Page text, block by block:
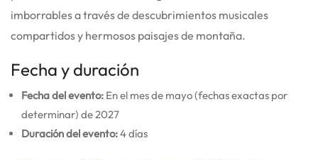
imborrables a través de descubrimientos musicales
compartidos y hermosos paisajes de montaña.
Fecha y duración
Fecha del evento: En el mes de mayo (fechas exactas por
determinar) de 2027
Duración del evento:4 días